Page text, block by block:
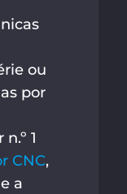
ou
por
1
CNC,
e a